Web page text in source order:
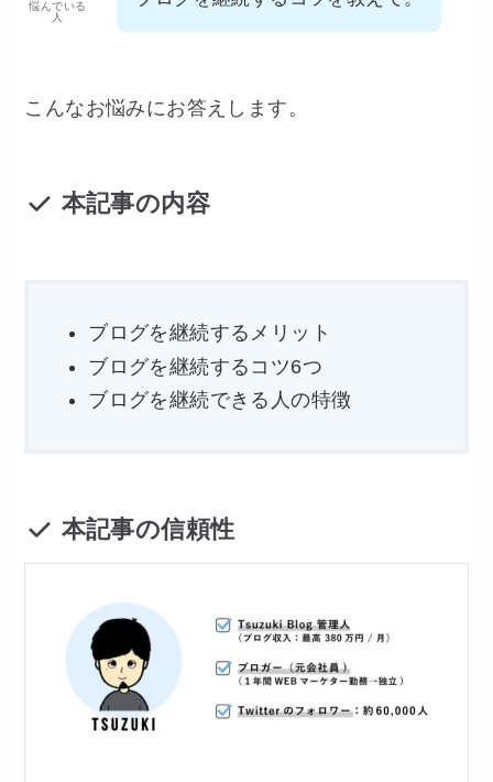
悩んでいる
人
こんなお悩みにお答えします。
本記事の内容
ブログを継続するメリット
ブログを継続するコツ6つ
ブログを継続できる人の特徴
本記事の信頼性